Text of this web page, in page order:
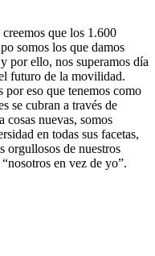
que los 1.600
somos los que damos
por ello, nos superamos día
futuro de la movilidad.
eso que tenemos como
se cubran a través de
cosas nuevas, somos
en todas sus facetas,
orgullosos de nuestros
en vez de yo”.